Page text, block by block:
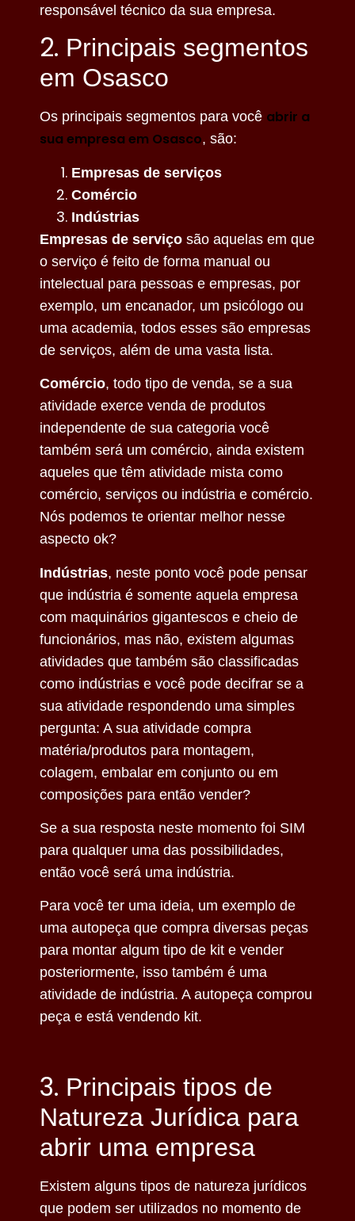
responsável técnico da sua empresa.
2. Principais segmentos
em Osasco
Os principais segmentos para você abrir a
sua empresa em Osasco, são:
Empresas de serviços
Comércio
Indústrias
Empresas de serviço são aquelas em que
o serviço é feito de forma manual ou
intelectual para pessoas e empresas, por
exemplo, um encanador, um psicólogo ou
uma academia, todos esses são empresas
de serviços, além de uma vasta lista.
Comércio, todo tipo de venda, se a sua
atividade exerce venda de produtos
independente de sua categoria você
também será um comércio, ainda existem
aqueles que têm atividade mista como
comércio, serviços ou indústria e comércio.
Nós podemos te orientar melhor nesse
aspecto ok?
Indústrias, neste ponto você pode pensar
que indústria é somente aquela empresa
com maquinários gigantescos e cheio de
funcionários, mas não, existem algumas
atividades que também são classificadas
como indústrias e você pode decifrar se a
sua atividade respondendo uma simples
pergunta: A sua atividade compra
matéria/produtos para montagem,
colagem, embalar em conjunto ou em
composições para então vender?
Se a sua resposta neste momento foi SIM
para qualquer uma das possibilidades,
então você será uma indústria.
Para você ter uma ideia, um exemplo de
uma autopeça que compra diversas peças
para montar algum tipo de kit e vender
posteriormente, isso também é uma
atividade de indústria. A autopeça comprou
peça e está vendendo kit.
3. Principais tipos de
Natureza Jurídica para
abrir uma empresa
Existem alguns tipos de natureza jurídicos
que podem ser utilizados no momento de